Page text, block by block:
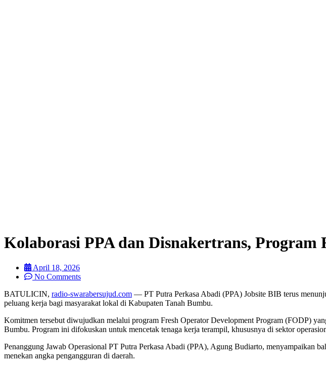
Kolaborasi PPA dan Disnakertrans,
April 18, 2026
No Comments
BATULICIN, radio-swarabersujud.com — PT Putra Perkasa Abadi (PPA) Jobsite BIB terus
peluang kerja bagi masyarakat lokal di Kabupaten Tanah Bumbu.
Komitmen tersebut diwujudkan melalui program Fresh Operator Development Program (FODP)
Bumbu. Program ini difokuskan untuk mencetak tenaga kerja terampil, khususnya di sektor
Penanggung Jawab Operasional PT Putra Perkasa Abadi (PPA), Agung Budiarto, menyampaikan
menekan angka pengangguran di daerah.